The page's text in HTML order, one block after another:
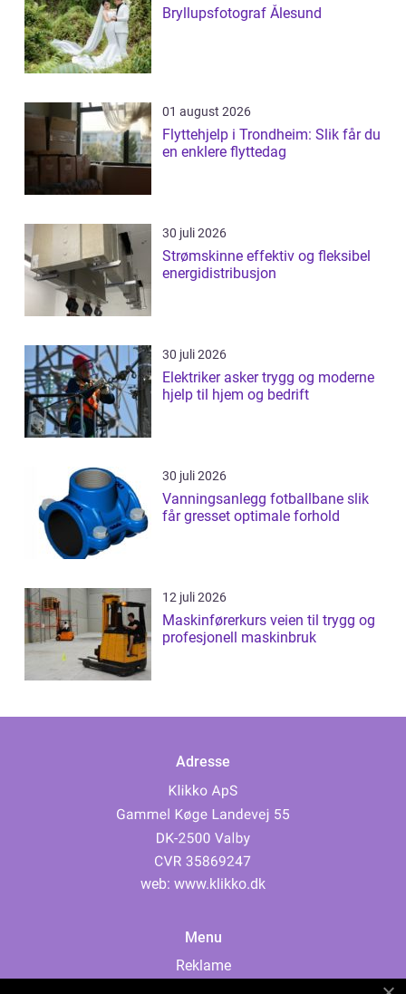
Bryllupsfotograf Ålesund
01 august 2026
Flyttehjelp i Trondheim: Slik får du
en enklere flyttedag
30 juli 2026
Strømskinne effektiv og fleksibel
energidistribusjon
30 juli 2026
Elektriker asker trygg og moderne
hjelp til hjem og bedrift
30 juli 2026
Vanningsanlegg fotballbane slik
får gresset optimale forhold
12 juli 2026
Maskinførerkurs veien til trygg og
profesjonell maskinbruk
Adresse
web: www.klikko.dk
Menu
Reklame